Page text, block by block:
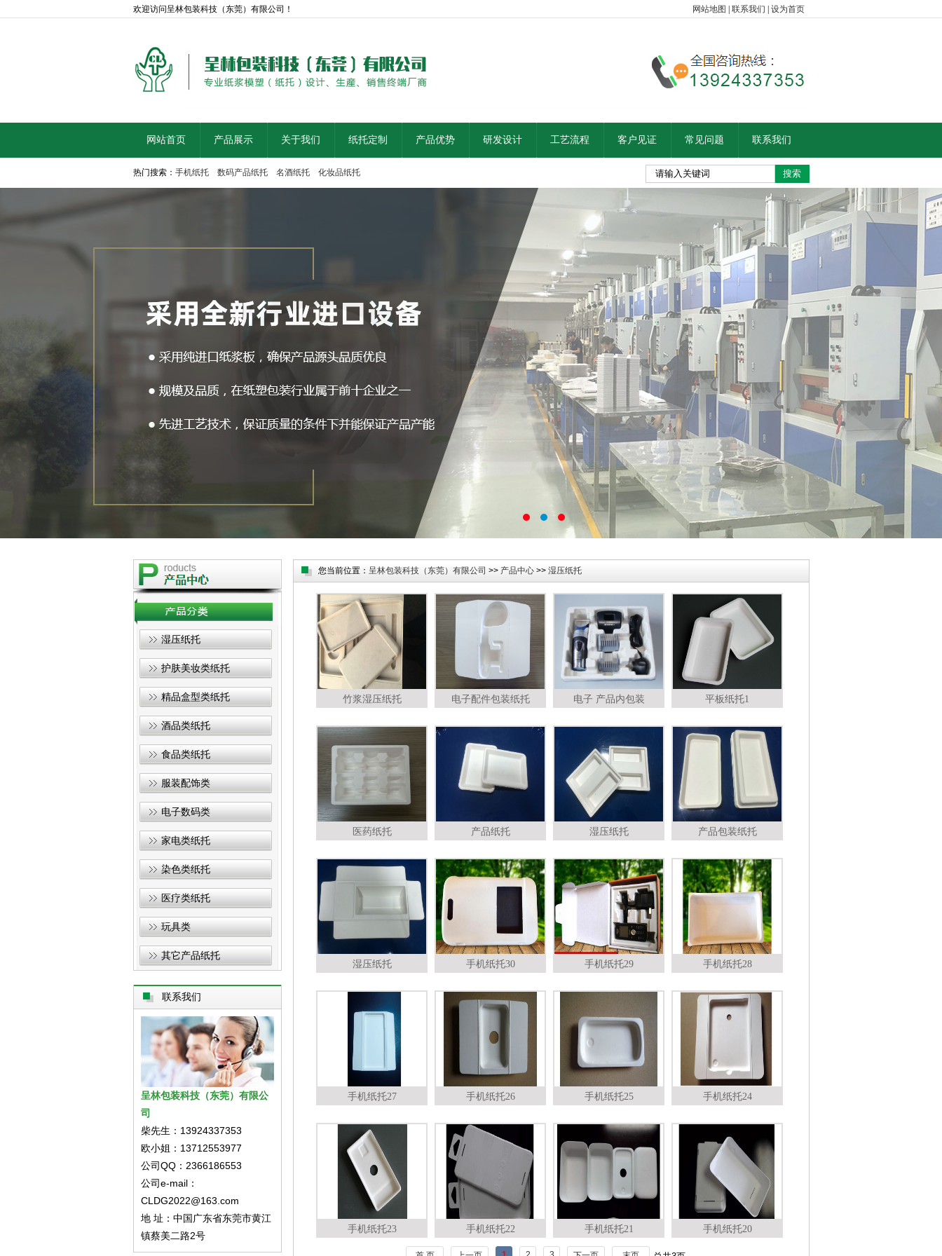
欢迎访问呈林包装科技（东莞）有限公司！ 网站地图 联系我们 设为首页
网站首页 产品展示 关于我们 纸托定制 产品优势 研发设计 工艺流程 客户见证 常见问题 联系我们
热门搜索： 手机纸托 数码产品纸托 名酒纸托 化妆品纸托
湿压纸托
护肤美妆类纸托
精品盒型类纸托
酒品类纸托
食品类纸托
服装配饰类
电子数码类
家电类纸托
染色类纸托
医疗类纸托
玩具类
其它产品纸托
联系我们
呈林包装科技（东莞）有限公
司
柴先生：13924337353
欧小姐：13712553977
公司QQ：2366186553
公司e-mail：
CLDG2022@163.com
地 址：中国广东省东莞市黄江
镇蔡美二路2号
您当前位置： 呈林包装科技（东莞）有限公司 >> 产品中心 >> 湿压纸托
竹浆湿压纸托 电子配件包装纸托 电子 产品内包装 平板纸托1
医药纸托 产品纸托 湿压纸托 产品包装纸托
湿压纸托 手机纸托30 手机纸托29 手机纸托28
手机纸托27 手机纸托26 手机纸托25 手机纸托24
手机纸托23 手机纸托22 手机纸托21 手机纸托20